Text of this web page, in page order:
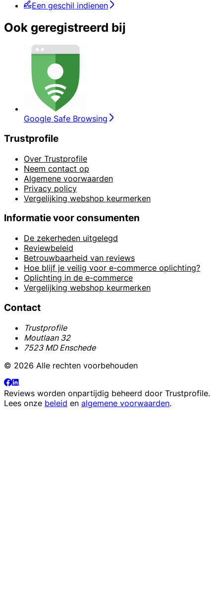
Een geschil indienen
Ook geregistreerd bij
Google Safe Browsing
Trustprofile
Over Trustprofile
Neem contact op
Algemene voorwaarden
Privacy policy
Vergelijking webshop keurmerken
Informatie voor consumenten
De zekerheden uitgelegd
Reviewbeleid
Betrouwbaarheid van reviews
Hoe blijf je veilig voor e-commerce oplichting?
Oplichting in de e-commerce
Vergelijking webshop keurmerken
Contact
Trustprofile
Moutlaan 32
7523 MD Enschede
© 2026 Alle rechten voorbehouden
Reviews worden onpartijdig beheerd door Trustprofile.
Lees onze beleid en algemene voorwaarden.